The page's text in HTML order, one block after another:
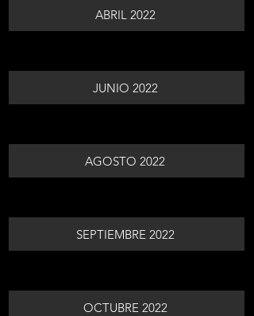
ABRIL 2022
JUNIO 2022
AGOSTO 2022
SEPTIEMBRE 2022
OCTUBRE 2022